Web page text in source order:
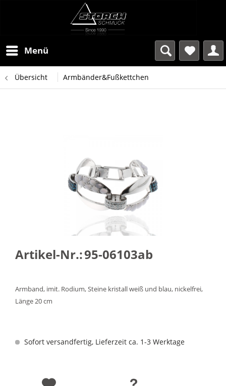
Menü
Übersicht Armbänder&Fußkettchen
Artikel-Nr.:95-06103ab
Armband, imit. Rodium, Steine kristall weiß und blau, nickelfrei,
Länge 20 cm
Sofort versandfertig, Lieferzeit ca. 1-3 Werktage